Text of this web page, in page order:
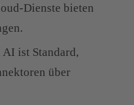
Dienste bieten
ist Standard,
über